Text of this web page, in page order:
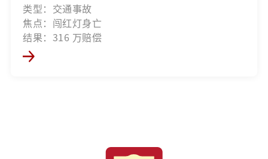
类型：交通事故
焦点：闯红灯身亡
结果：316 万赔偿